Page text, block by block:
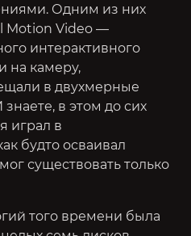
Одним из них
Motion Video —
интерактивного
на камеру,
в двухмерные
в этом до сих
играл в
будто осваивал
существовать только
того времени была